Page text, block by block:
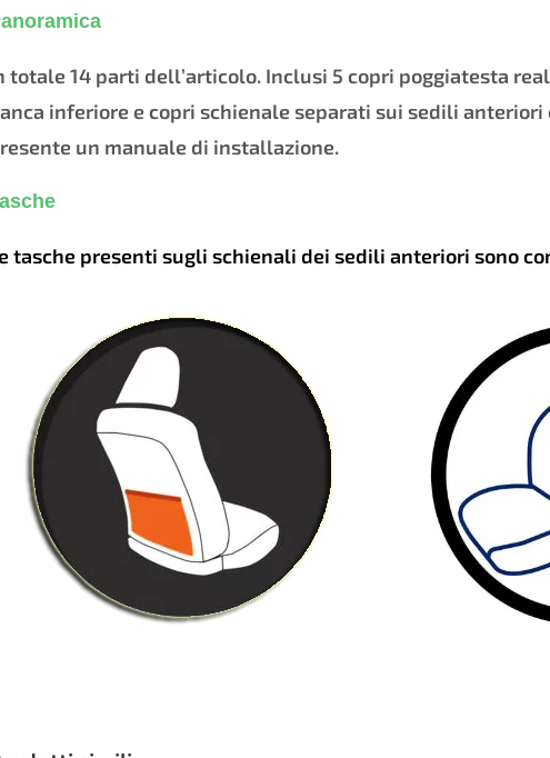
totale 14 parti dell’articolo. Inclusi 5 copri poggiatesta
inferiore e copri schienale separati sui sedili
un manuale di installazione.
tasche presenti sugli schienali dei sedili anteriori sono